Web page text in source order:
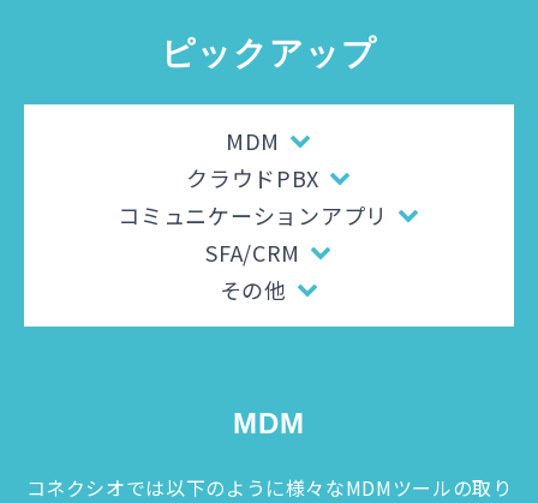
ピックアップ
MDM
クラウドPBX
コミュニケーションアプリ
SFA/CRM
その他
MDM
コネクシオでは以下のように様々なMDMツールの取り